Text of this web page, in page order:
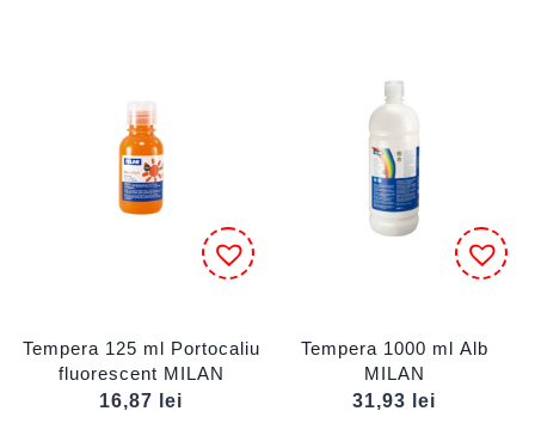
Tempera 125 ml Portocaliu
fluorescent MILAN
16,87
lei
Tempera 1000 ml Alb
MILAN
31,93
lei